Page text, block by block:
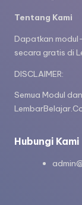
e
t
b
el
aj
a
r
Tentang Kami
Dapatkan
secara gratis di
DISCLAIMER:
Semua Modul
Hubungi Kami